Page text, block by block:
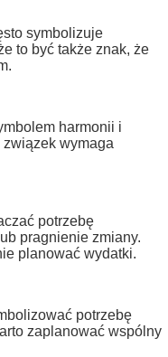
symbolizuje
to być także znak, że
harmonii i
wymaga
potrzebę
pragnienie zmiany.
planować wydatki.
potrzebę
zaplanować wspólny